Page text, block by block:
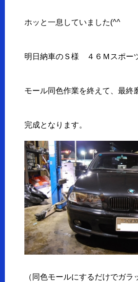
ホッと一息していました(^^ゞ
明日納車のＳ様 ４６Ｍスポー
モール同色作業を終えて、最終
完成となります。
（同色モールにするだけでガラ